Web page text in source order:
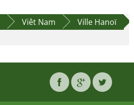
Viêt Nam
Ville Hanoï